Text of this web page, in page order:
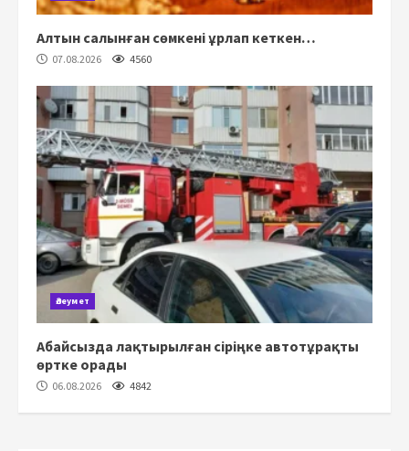
Алтын салынған сөмкені ұрлап кеткен…
07.08.2026 4560
Әлеумет
Абайсызда лақтырылған сіріңке автотұрақты
өртке орады
06.08.2026 4842